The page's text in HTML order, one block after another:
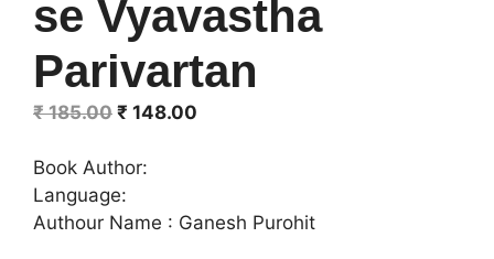
se Vyavastha
Parivartan
₹185.00 Original
was:
₹ 185.00.
₹ 148.00
Book Author:
Language:
Authour Name : Ganesh Purohit